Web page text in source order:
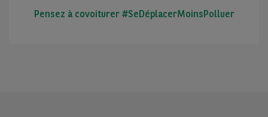
Pensez à covoiturer #SeDéplacerMoinsPolluer